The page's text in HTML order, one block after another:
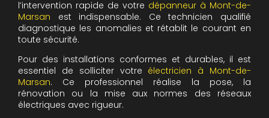
l’intervention rapide de votre dépanneur à Mont-de-
Marsan est indispensable. Ce technicien qualifié
diagnostique les anomalies et rétablit le courant en
toute sécurité.
Pour des installations conformes et durables, il est
essentiel de solliciter votre électricien à Mont-de-
Marsan. Ce professionnel réalise la pose, la
rénovation ou la mise aux normes des réseaux
électriques avec rigueur.